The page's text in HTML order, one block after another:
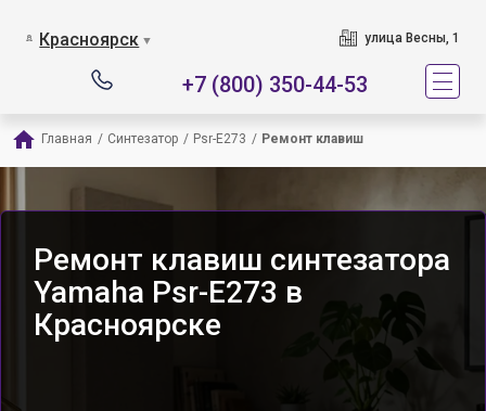
Красноярск ▼ улица Весны, 1
+7 (800) 350-44-53
Главная / Синтезатор / Psr-E273 / Ремонт клавиш
Ремонт клавиш синтезатора
Yamaha Psr-E273 в
Красноярске